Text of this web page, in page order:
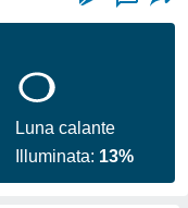
Luna calante
Illuminata: 13%